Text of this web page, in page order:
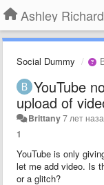
Ashley
Social Dummy
YouTube
upload of
Brittany7 лет
1
YouTube is only
let me add video. Is
or a glitch?